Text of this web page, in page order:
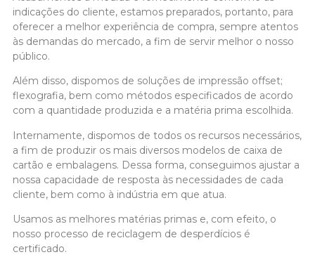
indicações do cliente, estamos preparados, portanto, para
oferecer a melhor experiência de compra, sempre atentos
às demandas do mercado, a fim de servir melhor o nosso
público.
Além disso, dispomos de soluções de impressão offset;
flexografia, bem como métodos especificados de acordo
com a quantidade produzida e a matéria prima escolhida.
Internamente, dispomos de todos os recursos necessários,
a fim de produzir os mais diversos modelos de caixa de
cartão e embalagens. Dessa forma, conseguimos ajustar a
nossa capacidade de resposta às necessidades de cada
cliente, bem como à indústria em que atua.
Usamos as melhores matérias primas e, com efeito, o
nosso processo de reciclagem de desperdícios é
certificado.